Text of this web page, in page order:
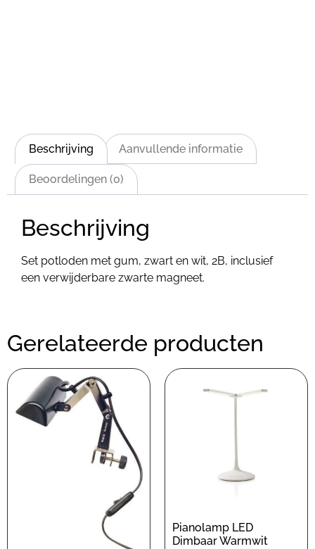
Beschrijving Aanvullende informatie
Beoordelingen (0)
Beschrijving
Set potloden met gum, zwart en wit, 2B, inclusief
een verwijderbare zwarte magneet.
Gerelateerde producten
Pianolamp LED
Dimbaar Warmwit